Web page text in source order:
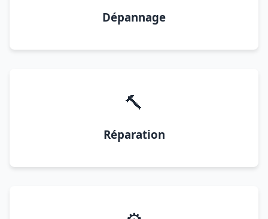
Dépannage
🔨
Réparation